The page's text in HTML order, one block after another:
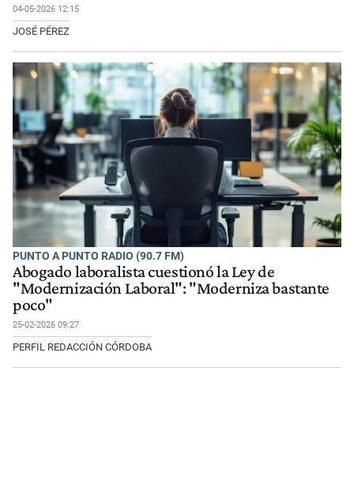
04-05-2026 12:15
JOSÉ PÉREZ
PUNTO A PUNTO RADIO (90.7 FM)
Abogado laboralista cuestionó la Ley de
"Modernización Laboral": "Moderniza bastante
poco"
25-02-2026 09:27
PERFIL REDACCIÓN CÓRDOBA